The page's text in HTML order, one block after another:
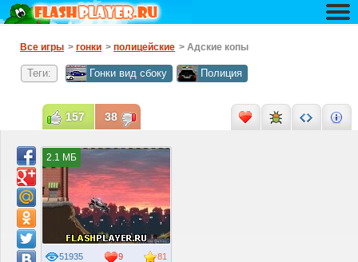
Все игры > гонки > полицейские > Адские копы
Теги: Гонки вид сбоку Полиция
81
51935 9
2.1 МБ
157 38